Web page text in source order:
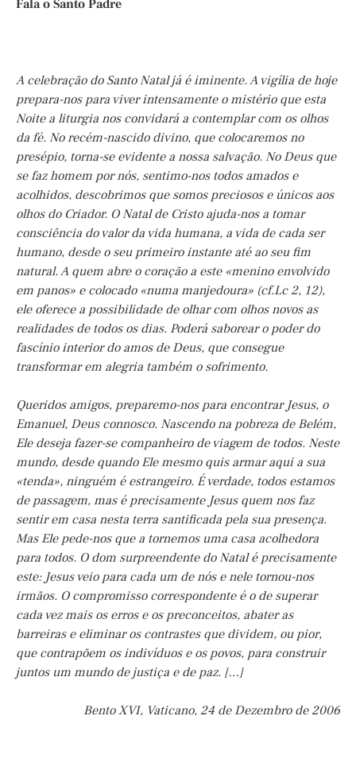
Fala o Santo Padre
A celebração do Santo Natal já é iminente. A vigília de hoje
prepara-nos para viver intensamente o mistério que esta
Noite a liturgia nos convidará a contemplar com os olhos
da fé. No recém-nascido divino, que colocaremos no
presépio, torna-se evidente a nossa salvação. No Deus que
se faz homem por nós, sentimo-nos todos amados e
acolhidos, descobrimos que somos preciosos e únicos aos
olhos do Criador. O Natal de Cristo ajuda-nos a tomar
consciência do valor da vida humana, a vida de cada ser
humano, desde o seu primeiro instante até ao seu fim
natural. A quem abre o coração a este «menino envolvido
em panos» e colocado «numa manjedoura» (cf.Lc 2, 12),
ele oferece a possibilidade de olhar com olhos novos as
realidades de todos os dias. Poderá saborear o poder do
fascínio interior do amos de Deus, que consegue
transformar em alegria também o sofrimento.
Queridos amigos, preparemo-nos para encontrar Jesus, o
Emanuel, Deus connosco. Nascendo na pobreza de Belém,
Ele deseja fazer-se companheiro de viagem de todos. Neste
mundo, desde quando Ele mesmo quis armar aqui a sua
«tenda», ninguém é estrangeiro. É verdade, todos estamos
de passagem, mas é precisamente Jesus quem nos faz
sentir em casa nesta terra santificada pela sua presença.
Mas Ele pede-nos que a tornemos uma casa acolhedora
para todos. O dom surpreendente do Natal é precisamente
este: Jesus veio para cada um de nós e nele tornou-nos
irmãos. O compromisso correspondente é o de superar
cada vez mais os erros e os preconceitos, abater as
barreiras e eliminar os contrastes que dividem, ou pior,
que contrapõem os indivíduos e os povos, para construir
juntos um mundo de justiça e de paz. […]
Bento XVI, Vaticano, 24 de Dezembro de 2006